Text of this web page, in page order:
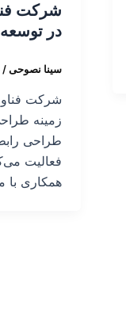
شرکت
در توسعه
سینا نصوحی/
زمینه
طراحی
فعالیت
همکاری با